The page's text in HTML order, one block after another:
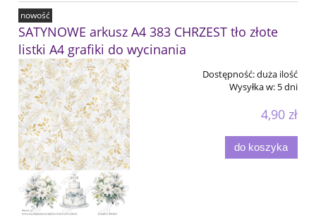
SATYNOWE arkusz A4 383 CHRZEST tło złote
listki A4 grafiki do wycinania
Dostępność:duża ilość
Wysyłka w: 5 dni
4,90 zł
do koszyka
nowość